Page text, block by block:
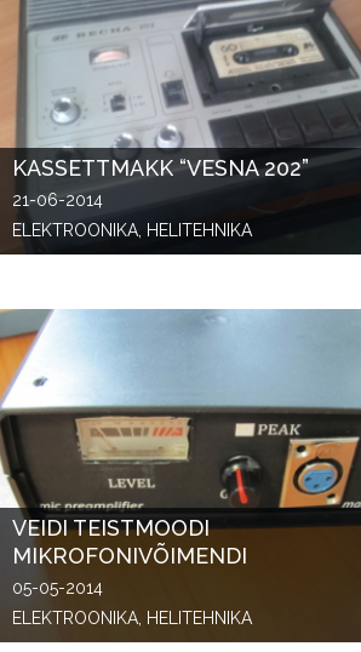
KASSETTMAKK “VESNA 202”
21-06-2014
ELEKTROONIKA, HELITEHNIKA
VEIDI TEISTMOODI
MIKROFONIVÕIMENDI
05-05-2014
ELEKTROONIKA, HELITEHNIKA